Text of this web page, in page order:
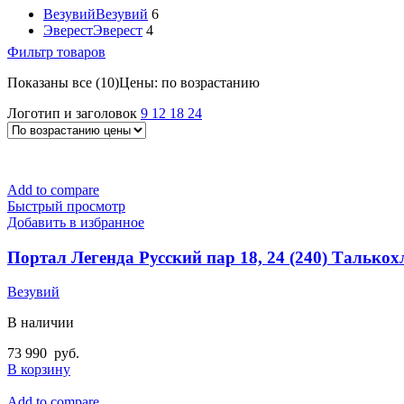
ВезувийВезувий 6
ЭверестЭверест 4
Фильтр товаров
Показаны все (10)Цены: по возрастанию
Логотип и заголовок 9 12 18 24
Add to compare
Быстрый просмотр
Добавить в избранное
Портал Легенда Русский пар 18, 24 (240)
Везувий
В наличии
73 990 руб.
В корзину